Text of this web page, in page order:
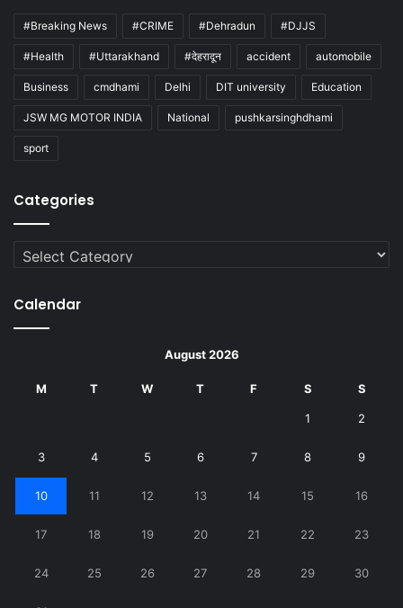
#Breaking News #CRIME #Dehradun #DJJS
#Health #Uttarakhand #देहरादून accident automobile
Business cmdhami Delhi DIT university Education
JSW MG MOTOR INDIA National pushkarsinghdhami
sport
Categories
Categories
Calendar
August 2026
M T W T F S S
1 2
3 4 5 6 7 8 9
10 11 12 13 14 15 16
17 18 19 20 21 22 23
24 25 26 27 28 29 30